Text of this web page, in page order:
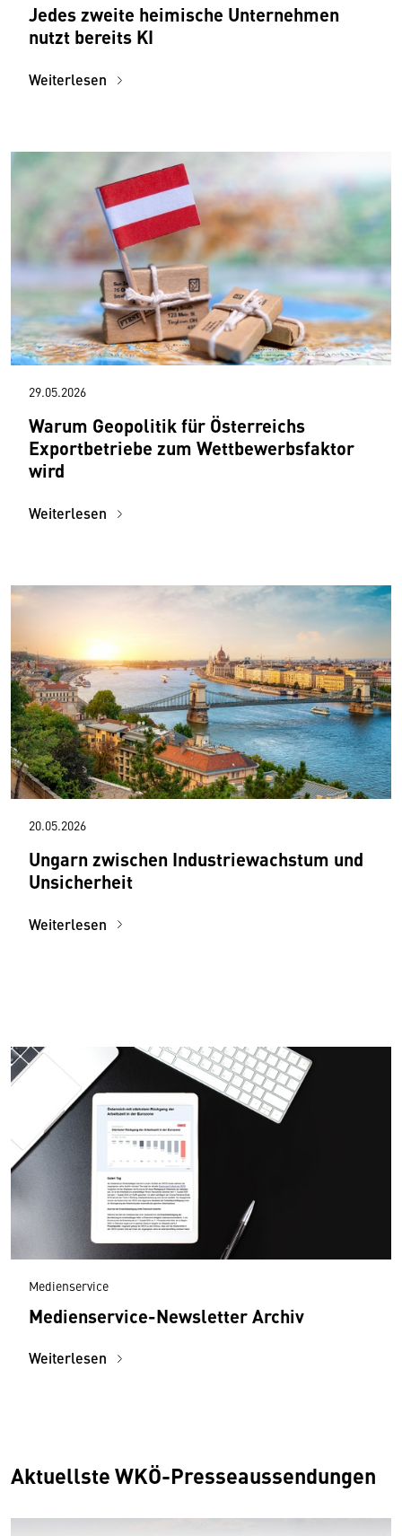
Jedes zweite heimische Unternehmen
nutzt bereits KI
Weiterlesen
29.05.2026
Warum Geopolitik für Österreichs
Exportbetriebe zum Wettbewerbsfaktor
wird
Weiterlesen
20.05.2026
Ungarn zwischen Industriewachstum und
Unsicherheit
Weiterlesen
Medienservice
Medienservice-Newsletter Archiv
Weiterlesen
Aktuellste WKÖ-Presseaussendungen